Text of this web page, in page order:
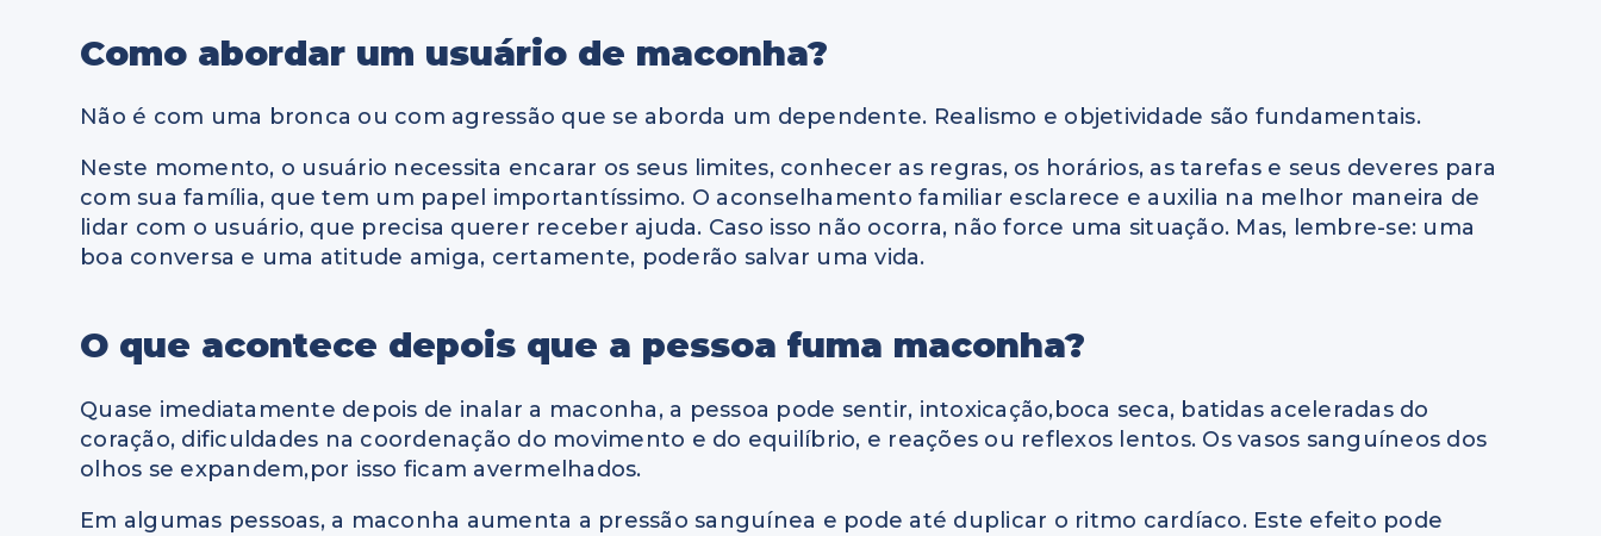
Como abordar um usuário de maconha?
Não é com uma bronca ou com agressão que se aborda um dependente. Realismo e objetividade são fundamentais.
Neste momento, o usuário necessita encarar os seus limites, conhecer as regras, os horários, as tarefas e seus deveres para
com sua família, que tem um papel importantíssimo. O aconselhamento familiar esclarece e auxilia na melhor maneira de
lidar com o usuário, que precisa querer receber ajuda. Caso isso não ocorra, não force uma situação. Mas, lembre-se: uma
boa conversa e uma atitude amiga, certamente, poderão salvar uma vida.
O que acontece depois que a pessoa fuma maconha?
Quase imediatamente depois de inalar a maconha, a pessoa pode sentir, intoxicação,boca seca, batidas aceleradas do
coração, dificuldades na coordenação do movimento e do equilíbrio, e reações ou reflexos lentos. Os vasos sanguíneos dos
olhos se expandem,por isso ficam avermelhados.
Em algumas pessoas, a maconha aumenta a pressão sanguínea e pode até duplicar o ritmo cardíaco. Este efeito pode